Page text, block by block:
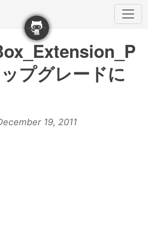
プグレードに
19, 2011